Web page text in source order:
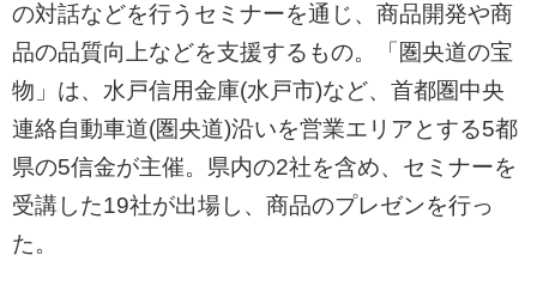
の対話などを行うセミナーを通じ、商品開発や商
品の品質向上などを支援するもの。「圏央道の宝
物」は、水戸信用金庫(水戸市)など、首都圏中央
連絡自動車道(圏央道)沿いを営業エリアとする5都
県の5信金が主催。県内の2社を含め、セミナーを
受講した19社が出場し、商品のプレゼンを行っ
た。